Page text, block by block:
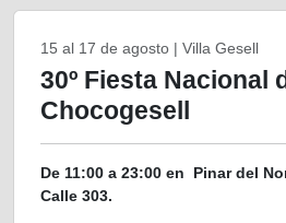
15 al 17 de agosto | Villa Gesell
30º Fiesta Nacional
Chocogesell
De 11:00 a 23:00 en Pinar del
Calle 303.